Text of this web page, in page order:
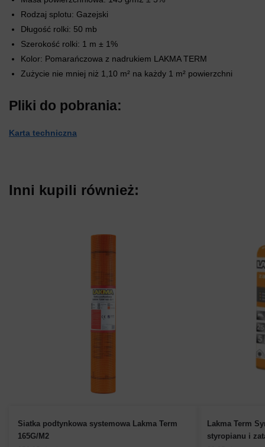
Rodzaj splotu: Gazejski
Długość rolki: 50 mb
Szerokość rolki: 1 m ± 1%
Kolor: Pomarańczowa z nadrukiem LAKMA TERM
Zużycie nie mniej niż 1,10 m² na każdy 1 m² powierzchni
Pliki do pobrania:
Karta techniczna
Inni kupili również:
Siatka podtynkowa systemowa Lakma Term
165G/M2
Lakma Term
styropianu i